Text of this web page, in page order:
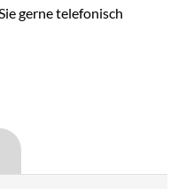
gerne telefonisch